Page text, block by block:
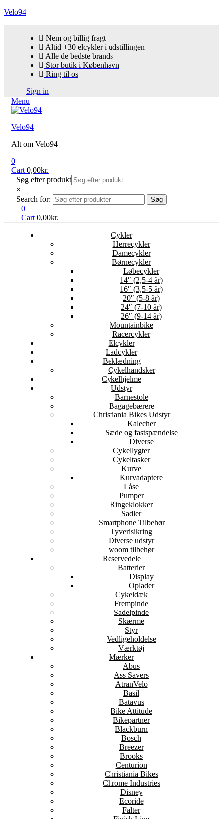
Velo94
Nem og billig fragt
Altid +30 elcykler i udstillingen
Alle de bedste brands
Stor butik i København
Ring til os
Sign in
Menu
Velo94
Alt om Velo94
0
Cart 0,00kr.
Søg efter produkt
×
Search for:
Søg
0
Cart 0,00kr.
Cykler
Herrecykler
Damecykler
Børnecykler
Løbecykler
14″ (2,5-4 år)
16″ (3,5-5 år)
20″ (5-8 år)
24″ (7-10 år)
26″ (9-14 år)
Mountainbike
Racercykler
Elcykler
Ladcykler
Beklædning
Cykelhandsker
Cykelhjelme
Udstyr
Barnestole
Bagagebærere
Christiania Bikes Udstyr
Kalecher
Sæde og fastspændelse
Diverse
Cykellygter
Cykeltasker
Kurve
Kurvadaptere
Låse
Pumper
Ringeklokker
Sadler
Smartphone Tilbehør
Tyverisikring
Diverse udstyr
woom tilbehør
Reservedele
Batterier
Display
Oplader
Cykeldæk
Frempinde
Sadelpinde
Skærme
Styr
Vedligeholdelse
Værktøj
Mærker
Abus
Ass Savers
AtranVelo
Basil
Batavus
Bike Attitude
Bikepartner
Blackburn
Bosch
Breezer
Brooks
Centurion
Christiania Bikes
Chrome Industries
Disney
Ecoride
Falter